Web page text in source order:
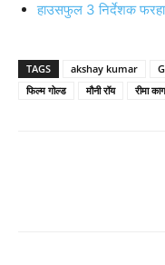
हाउसफुल 3 निर्देशक
TAGS akshay kumar
फिल्‍म गोल्‍ड
मौनी रॉय रीमा